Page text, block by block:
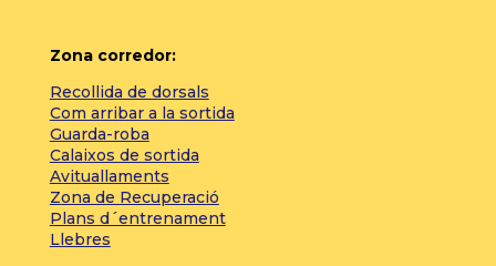
Zona corredor:
Recollida de dorsals
Com arribar a la sortida
Guarda-roba
Calaixos de sortida
Avituallaments
Zona de Recuperació
Plans d´entrenament
Llebres